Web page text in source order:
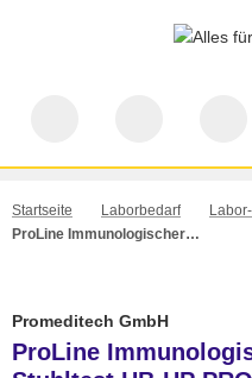
Startseite Laborbedarf
ProLine Immunologischer Doppel Stuhltest HB-HP PRO+ Set (20 Testkassetten + Stuhl-Sammel-Sets)
Promeditech GmbH
ProLine